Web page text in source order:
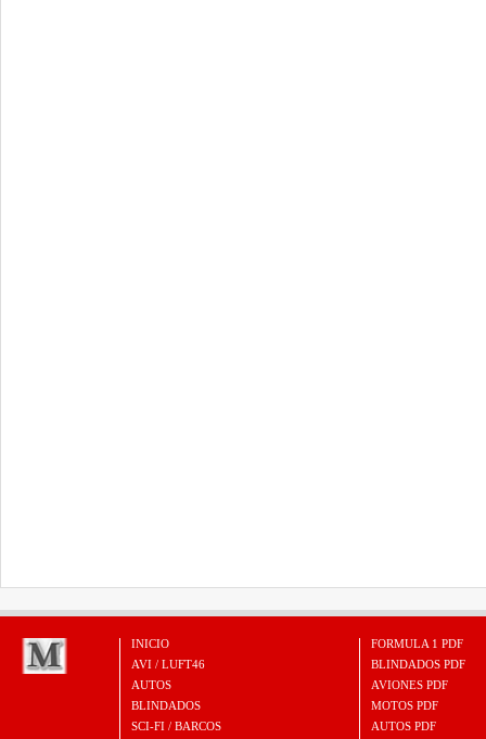
INICIO
AVI / LUFT46
AUTOS
BLINDADOS
SCI-FI / BARCOS
FORMULA 1 PDF
BLINDADOS PDF
AVIONES PDF
MOTOS PDF
AUTOS PDF